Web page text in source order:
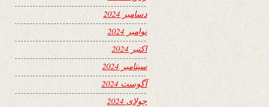
دسامبر 2024
نوامبر 2024
اکتبر 2024
سپتامبر 2024
آگوست 2024
جولای 2024